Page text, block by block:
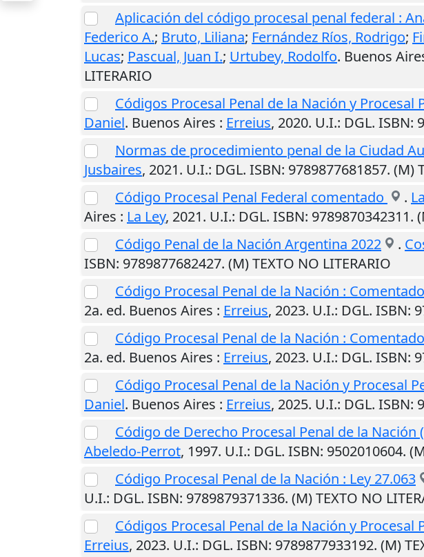
Aplicación del código procesal penal federal :
Federico A.; Bruto, Liliana; Fernández Ríos, Rodrigo;
Lucas; Pascual, Juan I.; Urtubey, Rodolfo. Buenos
LITERARIO
Códigos Procesal Penal de la Nación y Procesal
Daniel. Buenos Aires : Erreius, 2020. U.I.: DGL. ISBN:
Normas de procedimiento penal de la Ciudad
Jusbaires, 2021. U.I.: DGL. ISBN: 9789877681857. (M)
Código Procesal Penal Federal comentado
.
Aires : La Ley, 2021. U.I.: DGL. ISBN: 9789870342311.
Código Penal de la Nación Argentina 2022
.
ISBN: 9789877682427. (M) TEXTO NO LITERARIO
Código Procesal Penal de la Nación :
2a. ed. Buenos Aires : Erreius, 2023. U.I.: DGL. ISBN:
Código Procesal Penal de la Nación :
2a. ed. Buenos Aires : Erreius, 2023. U.I.: DGL. ISBN:
Código Procesal Penal de la Nación y Procesal
Daniel. Buenos Aires : Erreius, 2025. U.I.: DGL. ISBN:
Código de Derecho Procesal Penal de la Nación
Abeledo-Perrot, 1997. U.I.: DGL. ISBN: 9502010604.
Código Procesal Penal de la Nación : Ley 27.063
U.I.: DGL. ISBN: 9789879371336. (M) TEXTO NO
Códigos Procesal Penal de la Nación y Procesal
Erreius, 2023. U.I.: DGL. ISBN: 9789877933192. (M)